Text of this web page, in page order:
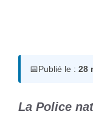
📅Publié le : 28
La Police